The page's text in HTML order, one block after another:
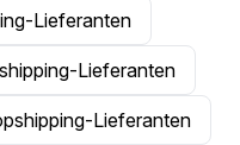
Lieferanten
Lieferanten
Lieferanten